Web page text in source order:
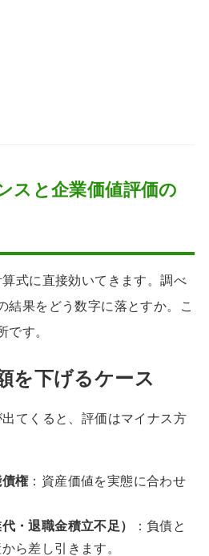
スと企業価値評価の
式に直接効いてきます。調べ
結果をどう数字に落とすか。こ
です。
を下げるケース
てくると、評価はマイナス方
権：資産価値を実態に合わせ
・退職金積立不足）
：負債と
ら差し引きます。